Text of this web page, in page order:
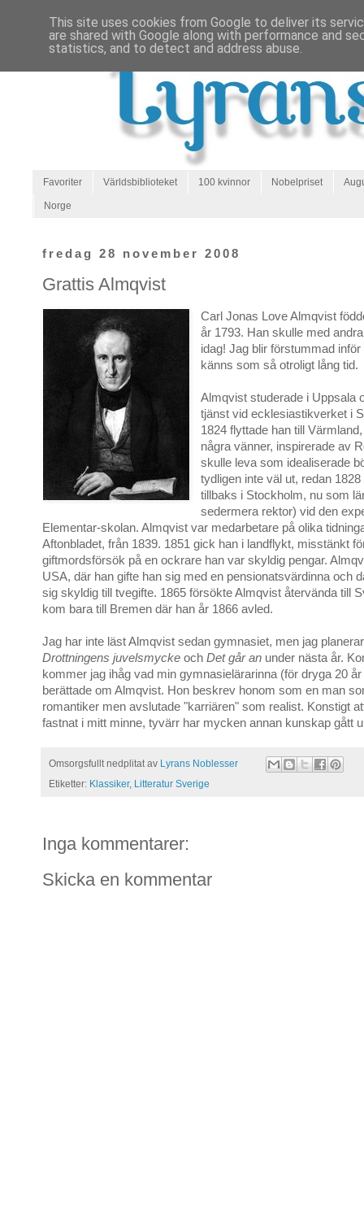
Favoriter Världsbiblioteket 100 kvinnor Nobelpriset
Norge
fredag 28 november 2008
Grattis Almqvist
Carl Jonas Love Almqvist
år 1793. Han skulle med
idag! Jag blir förstummad
känns som så otroligt lång tid.
Almqvist studerade i Uppsala
tjänst vid ecklesiastikverket i
1824 flyttade han till
några vänner, inspirerade av
skulle leva som idealiserade
tydligen inte väl ut, redan
tillbaks i Stockholm, nu som
sedermera rektor) vid den
Elementar-skolan. Almqvist var medarbetare på olika
Aftonbladet, från 1839. 1851 gick han i landflykt, misstänkt
giftmordsförsök på en ockrare han var skyldig pengar.
USA, där han gifte han sig med en pensionatsvärdinna och
sig skyldig till tvegifte. 1865 försökte Almqvist återvända till
kom bara till Bremen där han år 1866 avled.
Jag har inte läst Almqvist sedan gymnasiet, men jag
Drottningens juvelsmycke och Det går an under nästa år.
kommer jag ihåg vad min gymnasielärarinna (för dryga 20
berättade om Almqvist. Hon beskrev honom som en man
romantiker men avslutade "karriären" som realist. Konstigt
fastnat i mitt minne, tyvärr har mycken annan kunskap gått
Omsorgsfullt nedplitat av Lyrans Noblesser
Etiketter: Klassiker, Litteratur Sverige
Inga kommentarer:
Skicka en kommentar
This site uses cookies from Google to deliver its
are shared with Google along with performance and
statistics, and to detect and address abuse.